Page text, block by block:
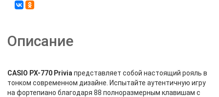
Описание
CASIO PX-770 Privia представляет собой настоящий рояль в
тонком современном дизайне. Испытайте аутентичную игру
на фортепиано благодаря 88 полноразмерным клавишам с